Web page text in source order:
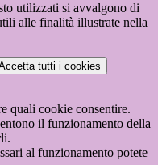
utilizzati si avvalgono di
alle finalità illustrate nella
tutti i cookies
quali cookie consentire.
il funzionamento della
al funzionamento potete